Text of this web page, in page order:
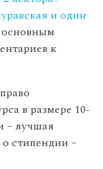
и один
к
в размере 10-
– лучшая
стипендии –